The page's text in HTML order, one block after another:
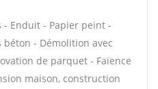
- Enduit - Papier peint -
béton - Démolition avec
de parquet - Faïence
maison, construction